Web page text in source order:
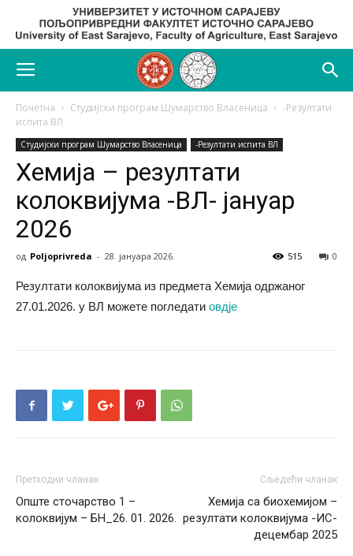
Почетна Студијски програм Шумарство Власеница
-Резултати
испита ВЛ
Студијски програм Шумарство Власеница -Резултати испита ВЛ
Хемија – резултати
колоквијума -ВЛ- јануар
2026
од Poljoprivreda - 28. јануара 2026. 0
515
Резултати колоквијума из предмета Хемија одржаног
27.01.2026. у ВЛ можете погледати овдје
Претходни чланак
Опште сточарство 1 –
колоквијум – БН_26. 01. 2026.
Сљедећи чланак
Хемија са биохемијом –
резултати колоквијума -ИС-
децембар 2025